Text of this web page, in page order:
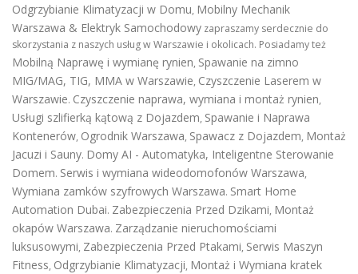
Odgrzybianie Klimatyzacji w Domu, Mobilny Mechanik
Warszawa & Elektryk Samochodowy zapraszamy serdecznie do
skorzystania z naszych usług w Warszawie i okolicach. Posiadamy też
Mobilną Naprawę i wymianę rynien, Spawanie na zimno
MIG/MAG, TIG, MMA w Warszawie, Czyszczenie Laserem w
Warszawie. Czyszczenie naprawa, wymiana i montaż rynien,
Usługi szlifierką kątową z Dojazdem, Spawanie i Naprawa
Kontenerów, Ogrodnik Warszawa, Spawacz z Dojazdem, Montaż
Jacuzi i Sauny. Domy AI - Automatyka, Inteligentne Sterowanie
Domem. Serwis i wymiana wideodomofonów Warszawa,
Wymiana zamków szyfrowych Warszawa. Smart Home
Automation Dubai. Zabezpieczenia Przed Dzikami, Montaż
okapów Warszawa. Zarządzanie nieruchomościami
luksusowymi, Zabezpieczenia Przed Ptakami, Serwis Maszyn
Fitness, Odgrzybianie Klimatyzacji, Montaż i Wymiana kratek